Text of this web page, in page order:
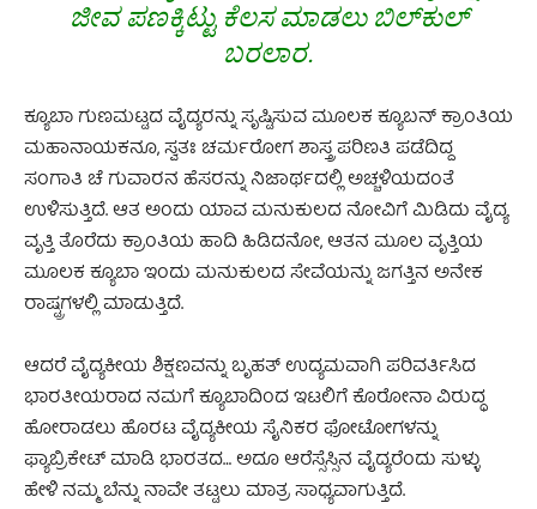
ಜೀವ ಪಣಕ್ಕಿಟ್ಟು ಕೆಲಸ ಮಾಡಲು ಬಿಲ್‌ಕುಲ್
ಬರಲಾರ.
ಕ್ಯೂಬಾ ಗುಣಮಟ್ಟದ ವೈದ್ಯರನ್ನು ಸೃಷ್ಟಿಸುವ ಮೂಲಕ ಕ್ಯೂಬನ್ ಕ್ರಾಂತಿಯ
ಮಹಾನಾಯಕನೂ, ಸ್ವತಃ ಚರ್ಮರೋಗ ಶಾಸ್ತ್ರ ಪರಿಣತಿ ಪಡೆದಿದ್ದ
ಸಂಗಾತಿ ಚೆ ಗುವಾರನ ಹೆಸರನ್ನು ನಿಜಾರ್ಥದಲ್ಲಿ‌ ಅಚ್ಚಳಿಯದಂತೆ
ಉಳಿಸುತ್ತಿದೆ. ಆತ ಅಂದು ಯಾವ ಮನುಕುಲದ ನೋವಿಗೆ ಮಿಡಿದು ವೈದ್ಯ
ವೃತ್ತಿ ತೊರೆದು ಕ್ರಾಂತಿಯ ಹಾದಿ ಹಿಡಿದನೋ, ಆತನ ಮೂಲ ವೃತ್ತಿಯ
ಮೂಲಕ ಕ್ಯೂಬಾ ಇಂದು ಮನುಕುಲದ ಸೇವೆಯನ್ನು ಜಗತ್ತಿನ ಅನೇಕ
ರಾಷ್ಟ್ರಗಳಲ್ಲಿ ಮಾಡುತ್ತಿದೆ.
ಆದರೆ ವೈದ್ಯಕೀಯ ಶಿಕ್ಷಣವನ್ನು ಬೃಹತ್ ಉದ್ಯಮವಾಗಿ ಪರಿವರ್ತಿಸಿದ
ಭಾರತೀಯರಾದ ನಮಗೆ ಕ್ಯೂಬಾದಿಂದ ಇಟಲಿಗೆ ಕೊರೋನಾ ವಿರುದ್ಧ
ಹೋರಾಡಲು ಹೊರಟ ವೈದ್ಯಕೀಯ ಸೈನಿಕರ ಫೋಟೋಗಳನ್ನು
ಫ್ಯಾಬ್ರಿಕೇಟ್ ಮಾಡಿ ಭಾರತದ… ಅದೂ ಆರೆಸ್ಸೆಸ್ಸಿನ ವೈದ್ಯರೆಂದು ಸುಳ್ಳು
ಹೇಳಿ ನಮ್ಮ ಬೆನ್ನು ನಾವೇ ತಟ್ಟಲು ಮಾತ್ರ ಸಾಧ್ಯವಾಗುತ್ತಿದೆ.